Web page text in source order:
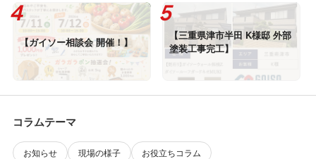
【ガイソー相談会 開催！】
【三重県津市半田 K様邸 外部
塗装工事完工】
コラムテーマ
お知らせ 現場の様子 お役立ちコラム